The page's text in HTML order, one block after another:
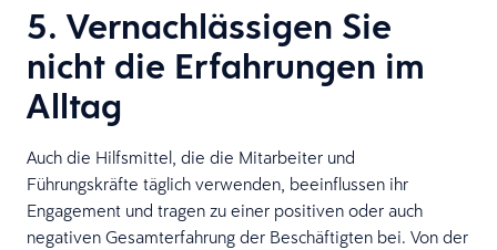
5. Vernachlässigen Sie
nicht die Erfahrungen im
Alltag
Auch die Hilfsmittel, die die Mitarbeiter und
Führungskräfte täglich verwenden, beeinflussen ihr
Engagement und tragen zu einer positiven oder auch
negativen Gesamterfahrung der Beschäftigten bei. Von der